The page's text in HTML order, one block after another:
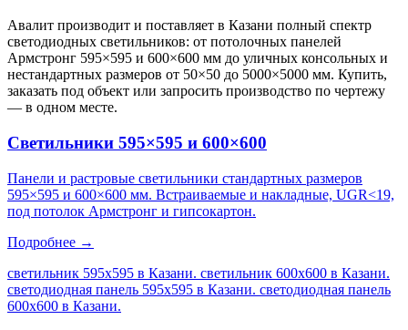
Авалит производит и поставляет в Казани полный спектр
светодиодных светильников: от потолочных панелей
Армстронг 595×595 и 600×600 мм до уличных консольных и
нестандартных размеров от 50×50 до 5000×5000 мм. Купить,
заказать под объект или запросить производство по чертежу
— в одном месте.
Светильники 595×595 и 600×600
Панели и растровые светильники стандартных размеров
595×595 и 600×600 мм. Встраиваемые и накладные, UGR<19,
под потолок Армстронг и гипсокартон.
Подробнее →
светильник 595х595 в Казани. светильник 600х600 в Казани.
светодиодная панель 595х595 в Казани. светодиодная панель
600х600 в Казани.